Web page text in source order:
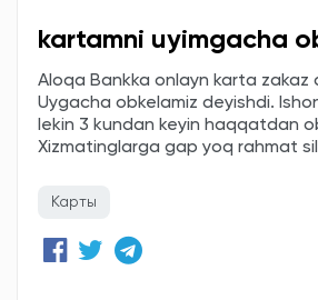
kartamni uyimgacha
Aloqa Bankka onlayn karta zakaz
Uygacha obkelamiz deyishdi.
lekin 3 kundan keyin haqqatdan
Xizmatinglarga gap yoq rahmat
Карты